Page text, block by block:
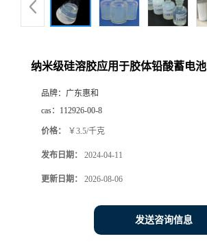
纳米级硅溶胶应用于胶体铅酸蓄电池
品牌： 广东惠和
cas： 112926-00-8
价格： ￥3.5/千克
发布日期： 2024-04-11
更新日期： 2026-08-06
发送咨询信息